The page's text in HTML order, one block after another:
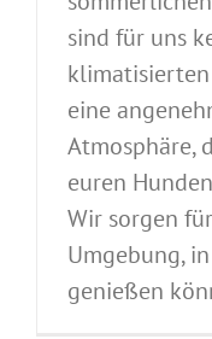
sind für uns
eine
Atmosphäre,
euren
Wir sorgen
Umgebung,
genießen